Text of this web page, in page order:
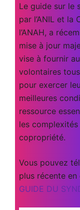
Le guide sur le
par l’ANIL et la
l’ANAH, a
mise à jour
vise à fournir
volontaires
pour exercer
meilleures
ressource
les
copropriété.
Vous pouvez
plus récente
GUIDE DU